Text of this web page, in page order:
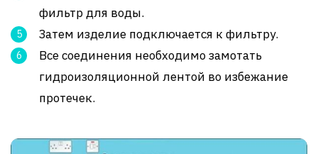
фильтр для воды.
Затем изделие подключается к фильтру.
Все соединения необходимо замотать
гидроизоляционной лентой во избежание
протечек.